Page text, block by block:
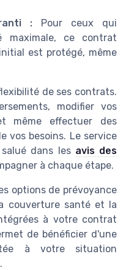
: Pour ceux qui
maximale, ce contrat
est protégé, même
de ses contrats.
modifier vos
même effectuer des
vos besoins. Le service
dans les avis des
à chaque étape.
options de prévoyance
couverture santé et la
à votre contrat
de bénéficier d'une
à votre situation